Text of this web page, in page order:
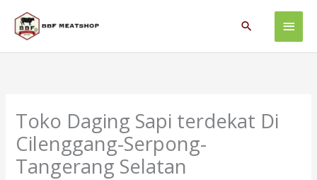
content
Main
Search
Toko Daging Sapi terdekat Di
Cilenggang-Serpong-
Tangerang Selatan